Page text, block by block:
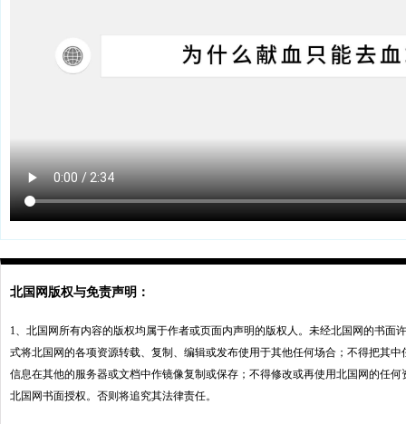
北国网版权与免责声明：
1、北国网所有内容的版权均属于作者或页面内声明的版权人。未经北国网的书面
式将北国网的各项资源转载、复制、编辑或发布使用于其他任何场合；不得把其
信息在其他的服务器或文档中作镜像复制或保存；不得修改或再使用北国网的任
北国网书面授权。否则将追究其法律责任。